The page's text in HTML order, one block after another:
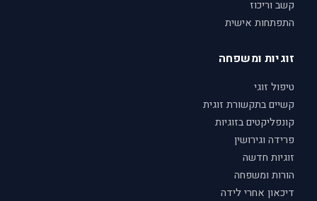
קשב וריכוז
התפתחות אישית
זוגיות ומשפחה
טיפול זוגי
קשיים בתקשורת זוגית
קונפליקטים בזוגיות
פרידה וגירושין
זוגיות חדשה
הורות ומשפחה
דיכאון אחרי לידה